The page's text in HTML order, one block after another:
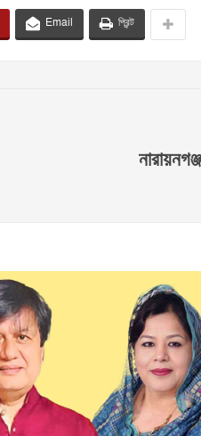
Email প্রিন্ট